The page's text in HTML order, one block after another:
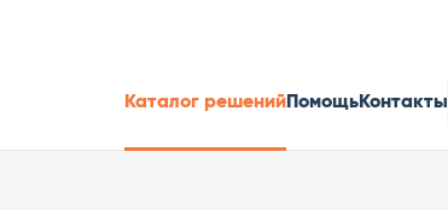
Каталог решенийПомощьКонтакты